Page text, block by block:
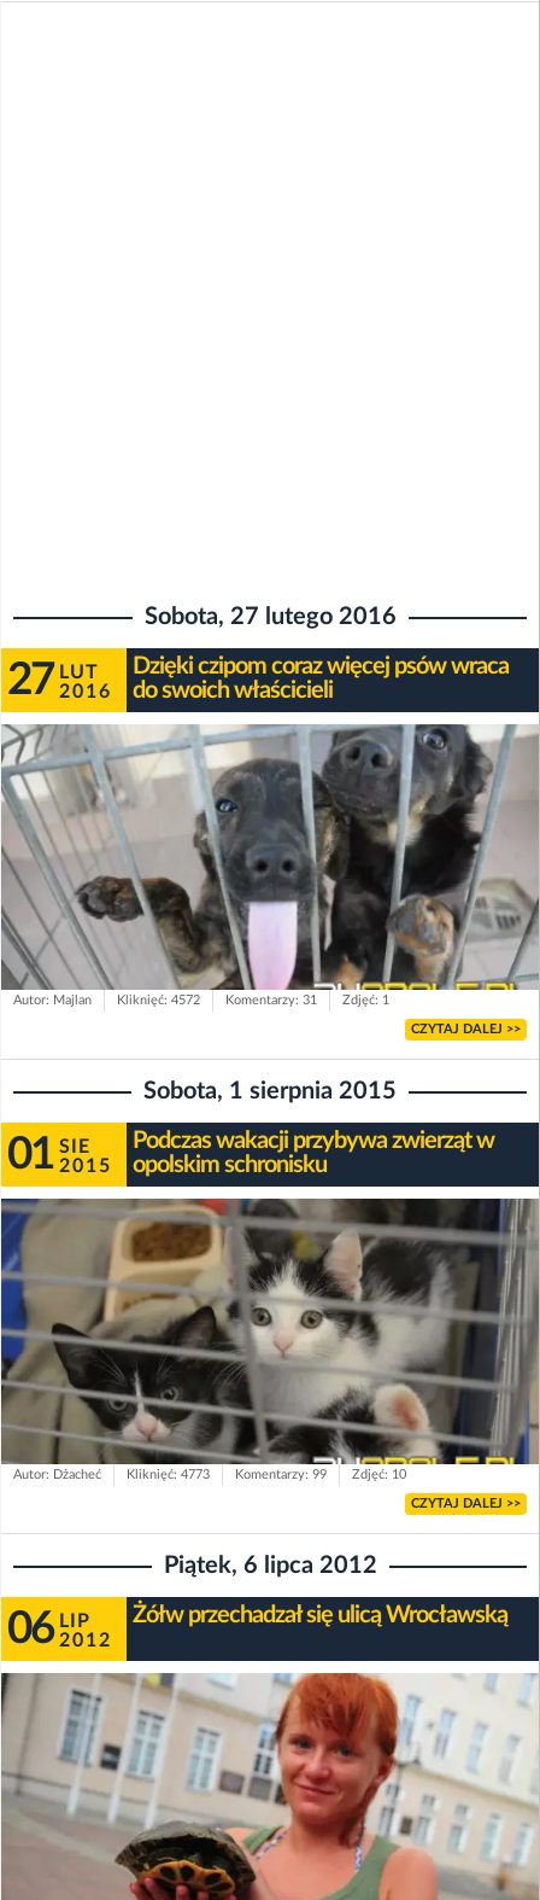
Sobota, 27 lutego 2016
27 LUT
2016
Dzięki czipom coraz więcej psów wraca
do swoich właścicieli
Autor: Majlan Kliknięć: 4572 Komentarzy: 31 Zdjęć: 1
CZYTAJ DALEJ >>
Sobota, 1 sierpnia 2015
01 SIE
2015
Podczas wakacji przybywa zwierząt w
opolskim schronisku
Autor: Dżacheć Kliknięć: 4773 Komentarzy: 99 Zdjęć: 10
CZYTAJ DALEJ >>
Piątek, 6 lipca 2012
06 LIP
2012
Żółw przechadzał się ulicą Wrocławską